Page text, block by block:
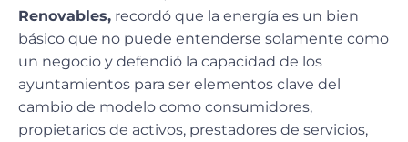
Renovables, recordó que la energía es un bien
básico que no puede entenderse solamente como
un negocio y defendió la capacidad de los
ayuntamientos para ser elementos clave del
cambio de modelo como consumidores,
propietarios de activos, prestadores de servicios,